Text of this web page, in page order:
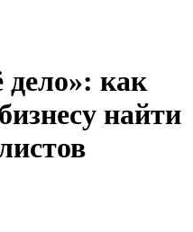
дело»: как
найти